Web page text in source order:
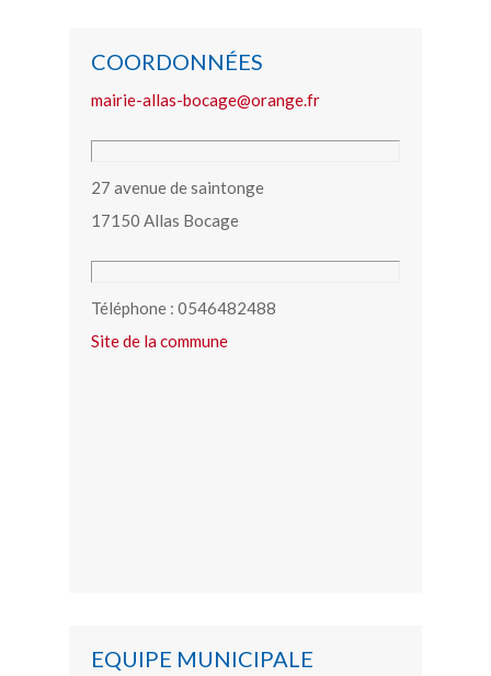
COORDONNÉES
mairie-allas-bocage@orange.fr
27 avenue de saintonge
17150 Allas Bocage
Téléphone : 0546482488
Site de la commune
EQUIPE MUNICIPALE